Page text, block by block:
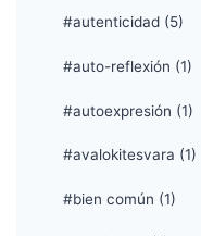
#autenticidad (5)
#auto-reflexión (1)
#autoexpresión (1)
#avalokitesvara (1)
#bien común (1)